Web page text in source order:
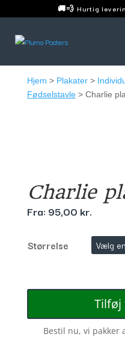
🚚💨 Hurtig
Hjem > Plakater>
Fødselstavle> Charlie
Charlie
Fra: 95,00 kr.
Størrelse
Bestil nu, vi pakker